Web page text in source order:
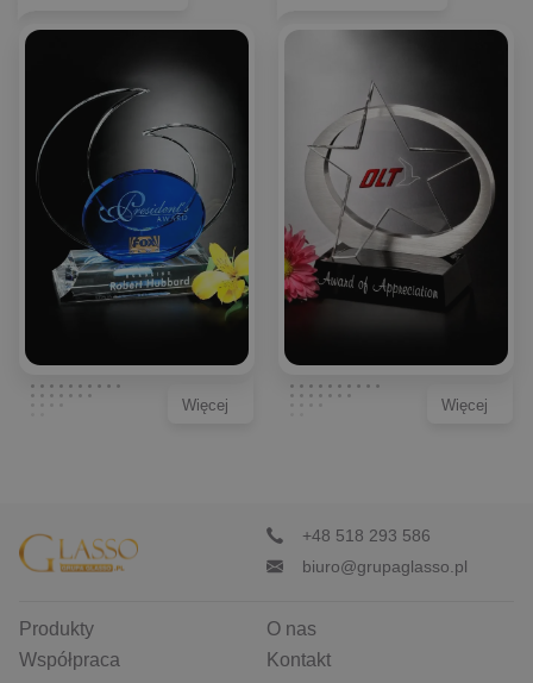
Więcej Więcej
+48 518 293 586
biuro@grupaglasso.pl
Produkty
O nas
Współpraca
Kontakt